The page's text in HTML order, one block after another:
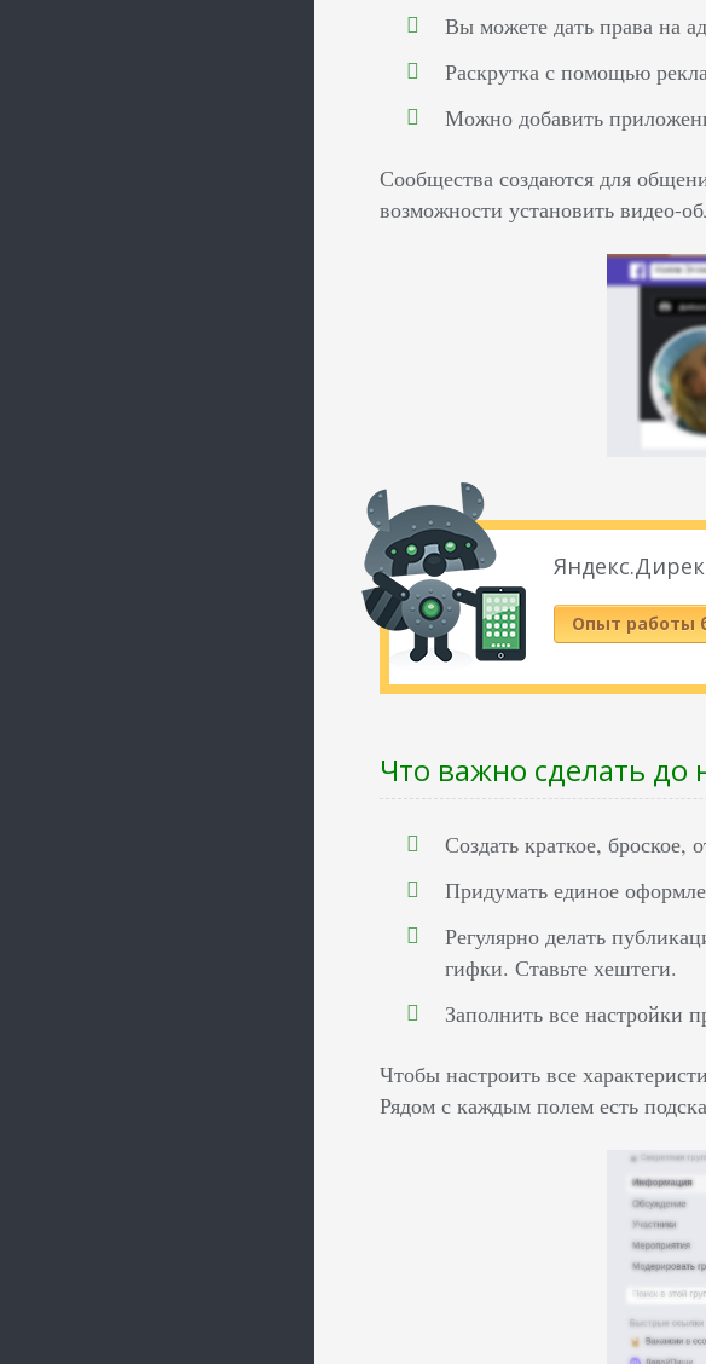
Вы можете дать права на
Раскрутка с помощью
Можно добавить
Сообщества создаются для
возможности установить видео-
Опыт работы
Что важно сделать
Создать краткое, броское,
Придумать единое
Регулярно делать
гифки. Ставьте хештеги.
Заполнить все настройки
Чтобы настроить все
Рядом с каждым полем есть